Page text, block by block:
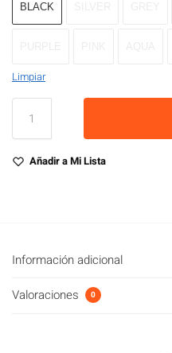
BLACK
Limpiar
Añadir a Mi Lista
Información adicional
Valoraciones 0